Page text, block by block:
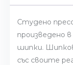
Студено
произведено
шипки.
със своите